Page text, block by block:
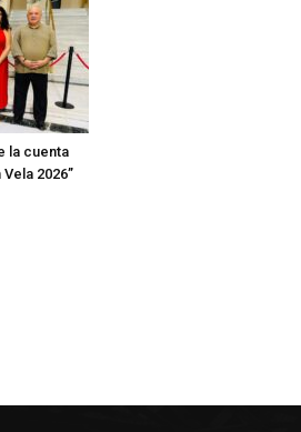
la cuenta
2026”